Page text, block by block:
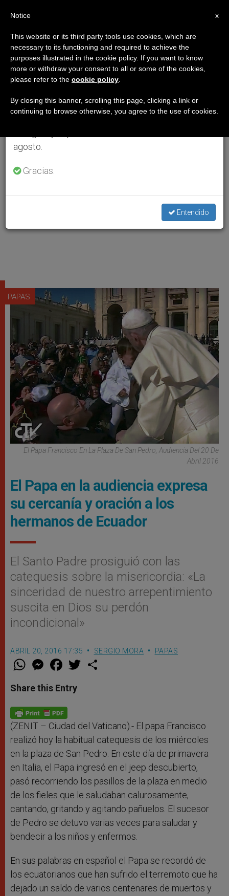
PAPAS
El Papa Francisco En La Plaza De San Pedro, Audiencia Del 20 De
Abril 2016
El Papa en la audiencia expresa
su cercanía y oración a los
hermanos de Ecuador
El Santo Padre prosiguió con las
catequesis sobre la misericordia: «La
sinceridad de nuestro arrepentimiento
suscita en Dios su perdón
incondicional»
ABRIL 20, 2016 17:35 SERGIO MORA PAPAS
W
t
s
p
p
M
e
s
e
g
e
F
a
e
b
o
k
w
Share this Entry
(ZENIT – Ciudad del Vaticano).- El papa Francisco
realizó hoy la habitual catequesis de los miércoles
en la plaza de San Pedro. En este día de primavera
en Italia, el Papa ingresó en el jeep descubierto,
pasó recorriendo los pasillos de la plaza en medio
de los fieles que le saludaban calurosamente,
cantando, gritando y agitando pañuelos. El sucesor
de Pedro se detuvo varias veces para saludar y
bendecir a los niños y enfermos.
En sus palabras en español el Papa se recordó de
los ecuatorianos que han sufrido el terremoto que ha
dejado un saldo de varios centenares de muertos y
×
Aviso importante
Del 27 de julio al 7 de agosto haremos la pausa
anual, aprovechando que en el periodo de verano
se generan menos informaciones y también el
agosto.
Gracias.
Entendido
x
Notice
This website or its third party tools use cookies, which are
necessary to its functioning and required to achieve the
purposes illustrated in the cookie policy. If you want to know
more or withdraw your consent to all or some of the cookies,
please refer to the cookie policy
By closing this banner, scrolling this page, clicking a link or
continuing to browse otherwise, you agree to the use of cookies.